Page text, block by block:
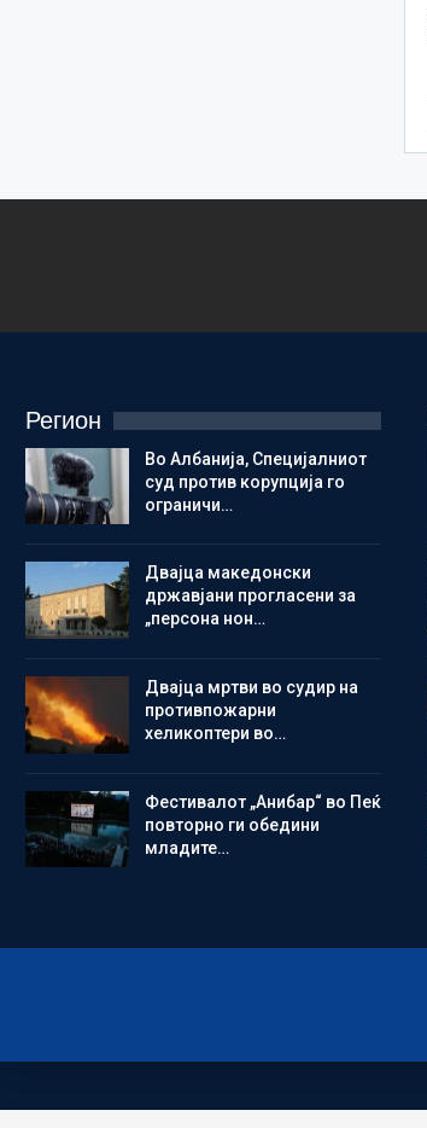
Регион
Во Албанија, Специјалниот
суд против корупција го
ограничи…
Двајца македонски
државјани прогласени за
„персона нон…
Двајца мртви во судир на
противпожарни
хеликоптери во…
Фестивалот „Анибар“ во Пеќ
повторно ги обедини
младите…